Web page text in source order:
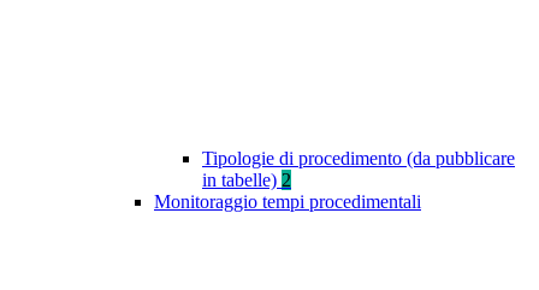
Tipologie di procedimento (da pubblicare
in tabelle) 2
Monitoraggio tempi procedimentali